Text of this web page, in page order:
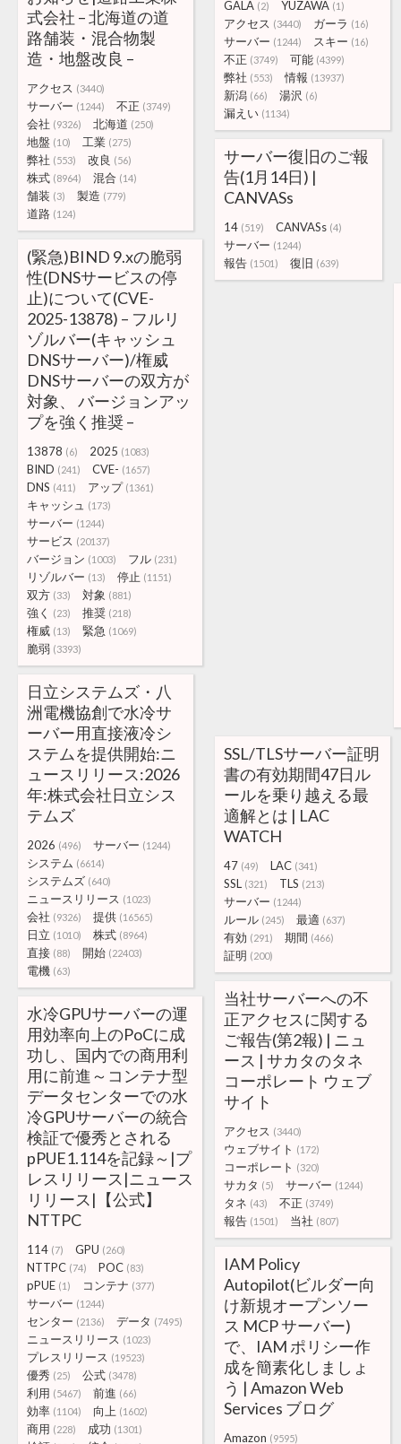
GALA (2) YUZAWA (1)
アクセス (3440) ガーラ (16)
サーバー (1244) スキー (16)
不正 (3749) 可能 (4399)
弊社 (553) 情報 (13937)
新潟 (66) 湯沢 (6)
漏えい (1134)
式会社 – 北海道の道
路舗装・混合物製
造・地盤改良 –
アクセス (3440)
サーバー (1244) 不正 (3749)
会社 (9326) 北海道 (250)
地盤 (10) 工業 (275)
弊社 (553) 改良 (56)
株式 (8964) 混合 (14)
舗装 (3) 製造 (779)
道路 (124)
サーバー復旧のご報
告(1月14日) |
CANVASs
14 (519) CANVASs (4)
サーバー (1244)
報告 (1501) 復旧 (639)
(緊急)BIND 9.xの脆弱
性(DNSサービスの停
止)について(CVE-
2025-13878) – フルリ
ゾルバー(キャッシュ
DNSサーバー)/権威
DNSサーバーの双方が
対象、 バージョンアッ
プを強く推奨 –
13878 (6) 2025 (1083)
BIND (241) CVE- (1657)
DNS (411) アップ (1361)
キャッシュ (173)
サーバー (1244)
サービス (20137)
バージョン (1003) フル (231)
リゾルバー (13) 停止 (1151)
双方 (33) 対象 (881)
強く (23) 推奨 (218)
権威 (13) 緊急 (1069)
脆弱 (3393)
日立システムズ・八
洲電機協創で水冷サ
ーバー用直接液冷シ
ステムを提供開始:ニ
ュースリリース:2026
年:株式会社日立シス
テムズ
2026 (496) サーバー (1244)
システム (6614)
システムズ (640)
ニュースリリース (1023)
会社 (9326) 提供 (16565)
日立 (1010) 株式 (8964)
直接 (88) 開始 (22403)
電機 (63)
SSL/TLSサーバー証明
書の有効期間47日ル
ールを乗り越える最
適解とは | LAC
WATCH
47 (49) LAC (341)
SSL (321) TLS (213)
サーバー (1244)
ルール (245) 最適 (637)
有効 (291) 期間 (466)
証明 (200)
当社サーバーへの不
正アクセスに関する
ご報告(第2報) | ニュ
ース | サカタのタネ
コーポレート ウェブ
サイト
アクセス (3440)
ウェブサイト (172)
コーポレート (320)
サカタ (5) サーバー (1244)
タネ (43) 不正 (3749)
報告 (1501) 当社 (807)
水冷GPUサーバーの運
用効率向上のPoCに成
功し、国内での商用利
用に前進～コンテナ型
データセンターでの水
冷GPUサーバーの統合
検証で優秀とされる
pPUE1.114を記録～|プ
レスリリース|ニュース
リリース|【公式】
NTTPC
114 (7) GPU (260)
NTTPC (74) POC (83)
pPUE (1) コンテナ (377)
サーバー (1244)
センター (2136) データ (7495)
ニュースリリース (1023)
プレスリリース (19523)
優秀 (25) 公式 (3478)
利用 (5467) 前進 (66)
効率 (1104) 向上 (1602)
商用 (228) 成功 (1301)
IAM Policy
Autopilot(ビルダー向
け新規オープンソー
ス MCP サーバー)
で、IAM ポリシー作
成を簡素化しましょ
う | Amazon Web
Services ブログ
Amazon (9595)